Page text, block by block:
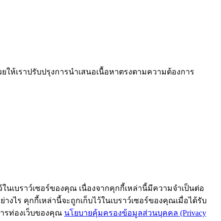
ห้เราปรับปรุงการนำเสนอเนื้อหาตรงตามความต้องการ
เบราว์เซอร์ของคุณ เนื่องจากคุกกี้เหล่านี้มีความจำเป็นต่อ
ไร คุกกี้เหล่านี้จะถูกเก็บไว้ในเบราว์เซอร์ของคุณเมื่อได้รับ
รท่องเว็บของคุณ นโยบายคุ้มครองข้อมูลส่วนบุคคล (Privacy